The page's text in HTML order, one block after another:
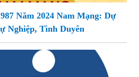
Năm 2024 Nam Mạng: Dự
Nghiệp, Tình Duyên